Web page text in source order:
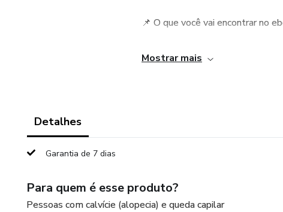
📌 O que você vai encontrar no
✅ Principais causas da queda de
📥 Compre agora e dê o primeiro
Mostrar mais
Detalhes
Garantia de 7 dias
Para quem é esse produto?
Pessoas com calvície (alopecia) e queda capilar